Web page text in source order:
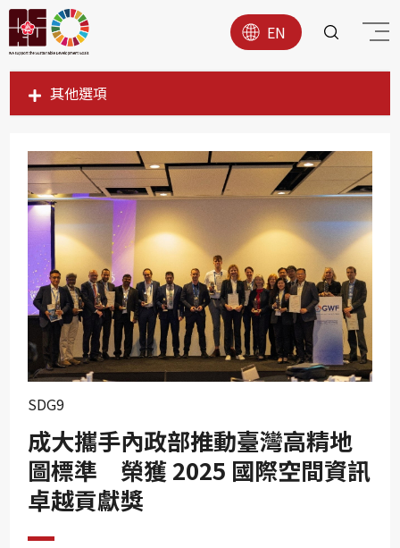
EN
其他選項
SDG1
SDG4
SDG5
SDG6
SDG7
SDG8
SDG9
SDG11
SDG12
SDG9
成大攜手內政部推動臺灣高精地
圖標準 榮獲 2025 國際空間資訊
卓越貢獻獎